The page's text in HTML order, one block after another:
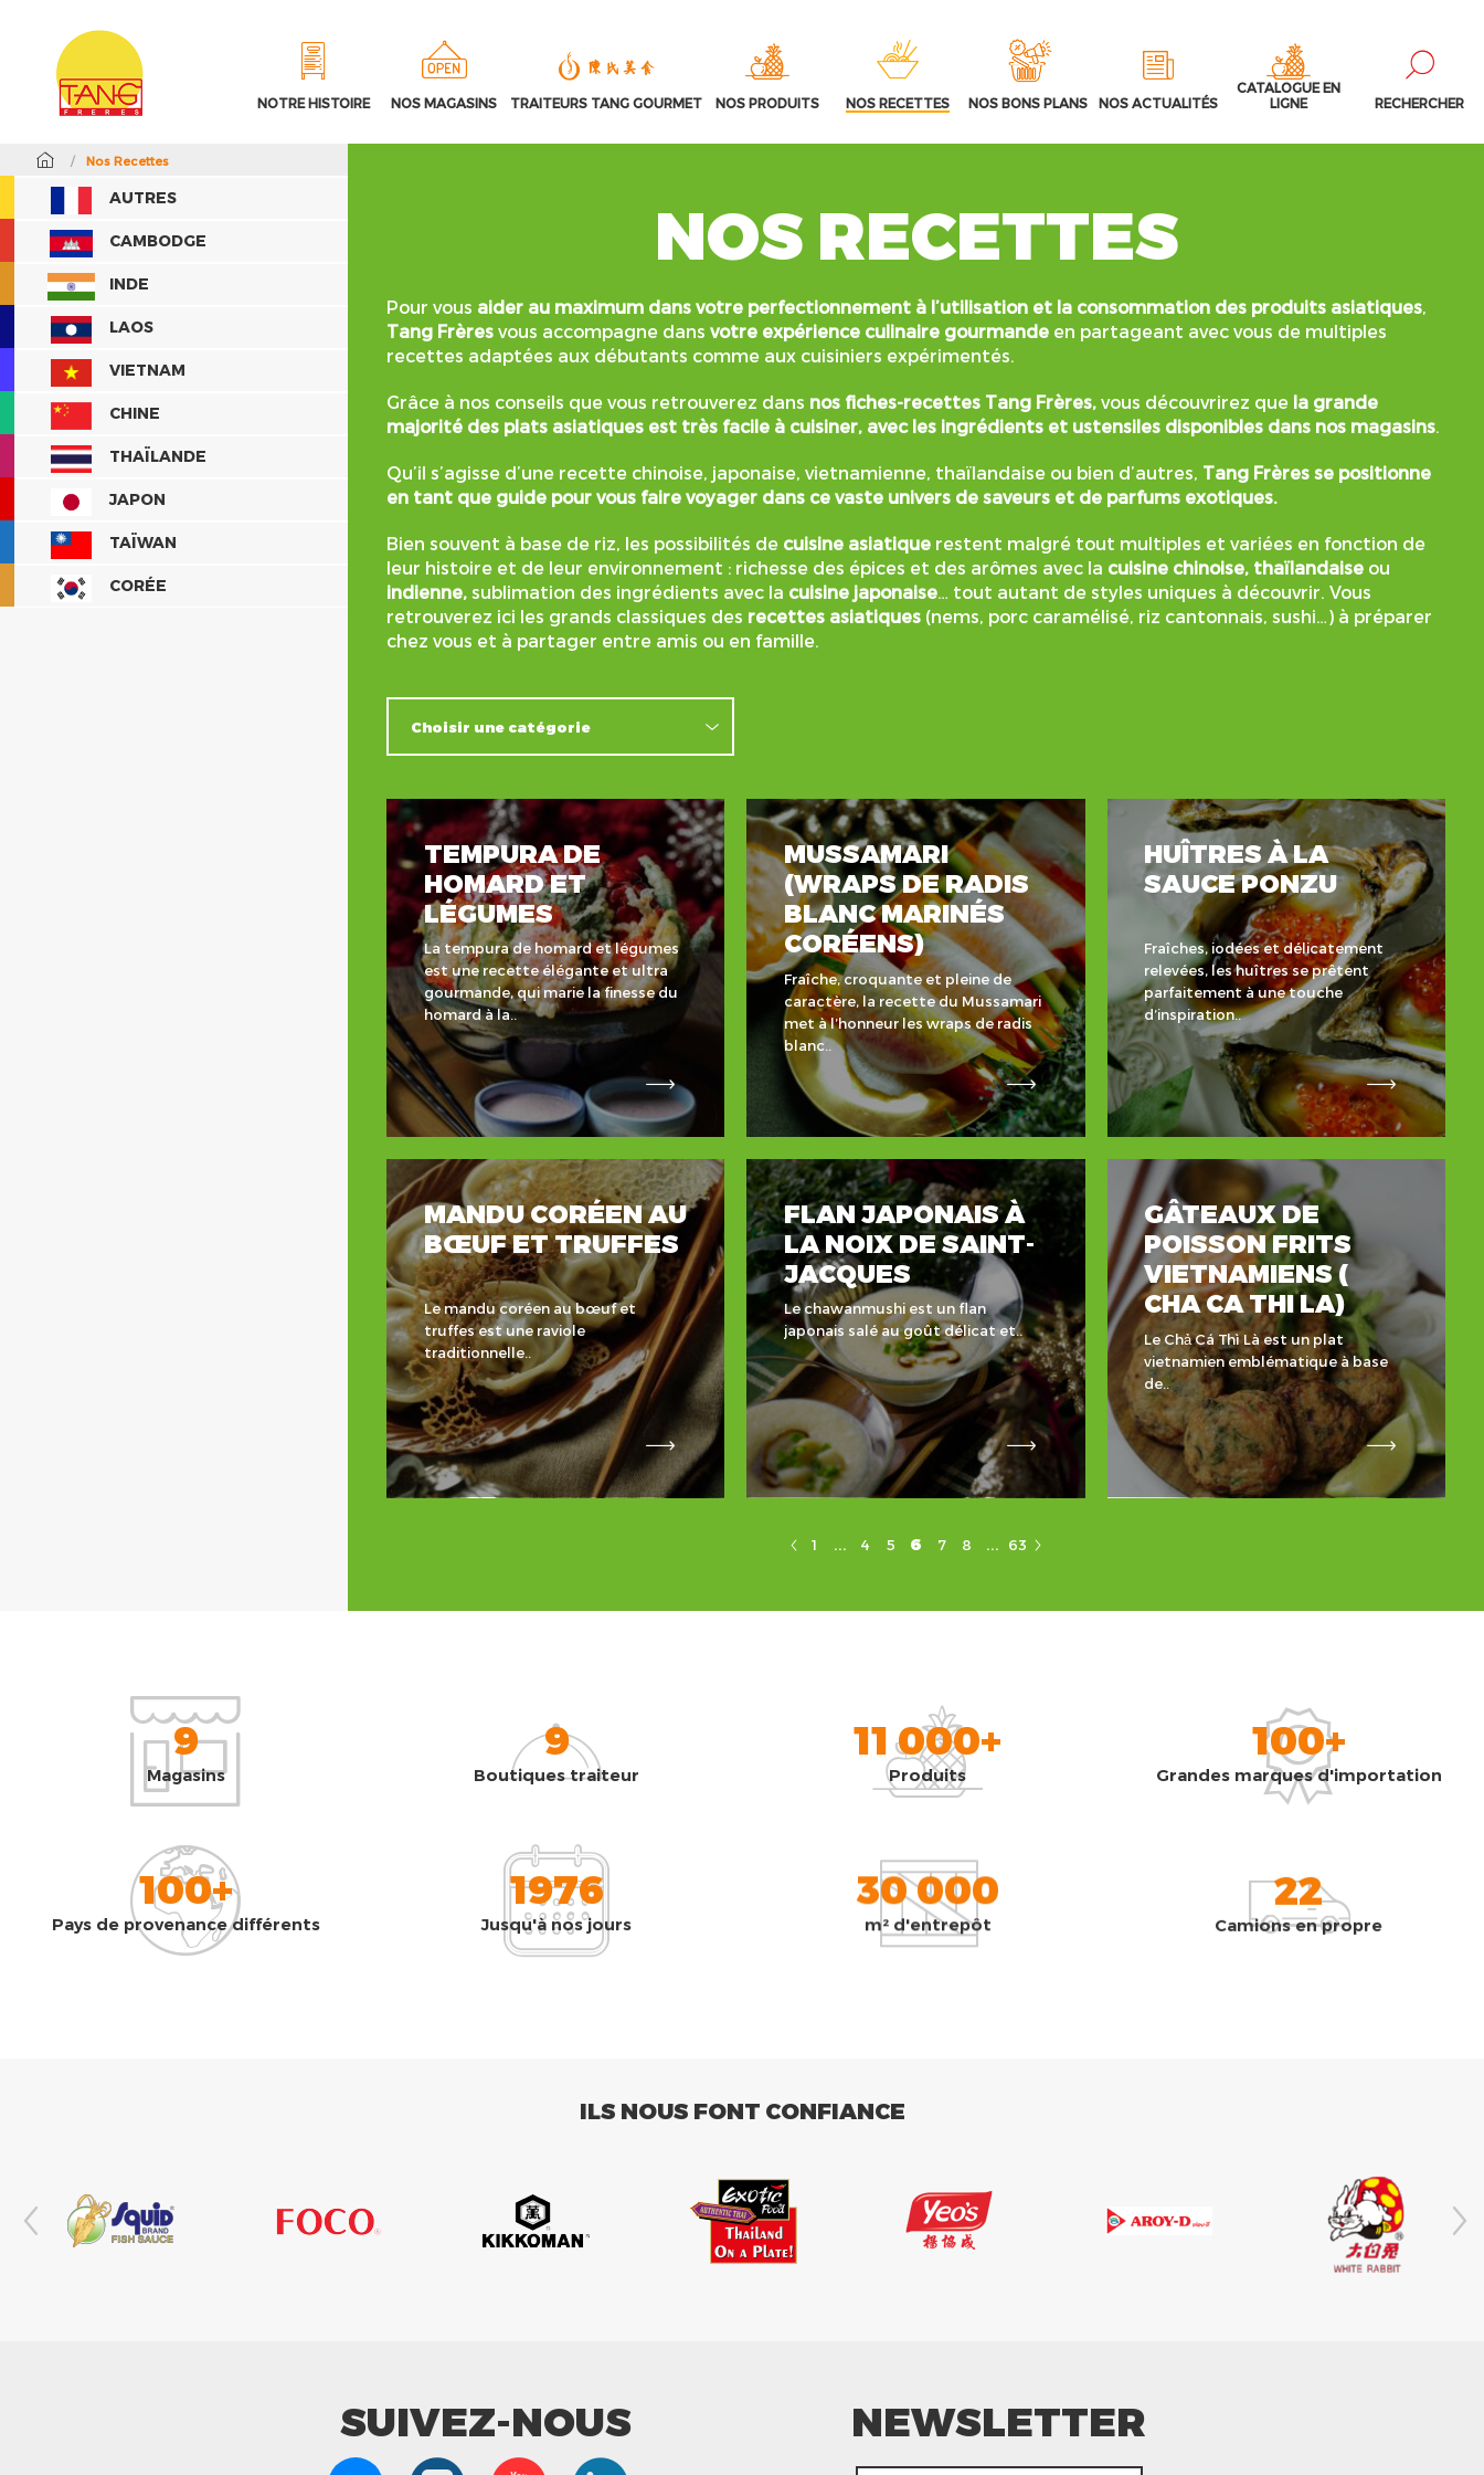
NOTRE HISTOIRE NOS MAGASINS TRAITEURS TANG GOURMET NOS PRODUITS NOS RECETTES NOS BONS PLANS NOS ACTUALITÉS
CATALOGUE EN
LIGNE
RECHERCHER
/ Nos Recettes
AUTRES
CAMBODGE
INDE
LAOS
VIETNAM
CHINE
THAÏLANDE
JAPON
TAÏWAN
CORÉE
NOS RECETTES
Pour vous aider au maximum dans votre perfectionnement à l’utilisation et la consommation des produits asiatiques,
Tang Frères vous accompagne dans votre expérience culinaire gourmande en partageant avec vous de multiples
recettes adaptées aux débutants comme aux cuisiniers expérimentés.
Grâce à nos conseils que vous retrouverez dans nos fiches-recettes Tang Frères, vous découvrirez que la grande
majorité des plats asiatiques est très facile à cuisiner, avec les ingrédients et ustensiles disponibles dans nos magasins.
Qu’il s’agisse d’une recette chinoise, japonaise, vietnamienne, thaïlandaise ou bien d’autres, Tang Frères se positionne
en tant que guide pour vous faire voyager dans ce vaste univers de saveurs et de parfums exotiques.
Bien souvent à base de riz, les possibilités de cuisine asiatique restent malgré tout multiples et variées en fonction de
leur histoire et de leur environnement : richesse des épices et des arômes avec la cuisine chinoise, thaïlandaise ou
indienne, sublimation des ingrédients avec la cuisine japonaise… tout autant de styles uniques à découvrir. Vous
retrouverez ici les grands classiques des recettes asiatiques (nems, porc caramélisé, riz cantonnais, sushi…) à préparer
chez vous et à partager entre amis ou en famille.
TEMPURA DE
HOMARD ET
LÉGUMES
La tempura de homard et légumes
est une recette élégante et ultra
gourmande, qui marie la finesse du
homard à la..
MUSSAMARI
(WRAPS DE RADIS
BLANC MARINÉS
CORÉENS)
Fraîche, croquante et pleine de
caractère, la recette du Mussamari
met à l’honneur les wraps de radis
blanc..
HUÎTRES À LA
SAUCE PONZU
Fraîches, iodées et délicatement
relevées, les huîtres se prêtent
parfaitement à une touche
d’inspiration..
MANDU CORÉEN AU
BŒUF ET TRUFFES
Le mandu coréen au bœuf et
truffes est une raviole
traditionnelle..
FLAN JAPONAIS À
LA NOIX DE SAINT-
JACQUES
Le chawanmushi est un flan
japonais salé au goût délicat et..
GÂTEAUX DE
POISSON FRITS
VIETNAMIENS (
CHA CA THI LA)
Le Chả Cá Thì Là est un plat
vietnamien emblématique à base
de..
1 4 5 6 7 8 63
9
Magasins
9
Boutiques traiteur
11 000+
Produits
100+
Grandes marques d'importation
100+
Pays de provenance différents
1976
Jusqu'à nos jours
30 000
m² d'entrepôt
22
Camions en propre
ILS NOUS FONT CONFIANCE
SUIVEZ-NOUS NEWSLETTER